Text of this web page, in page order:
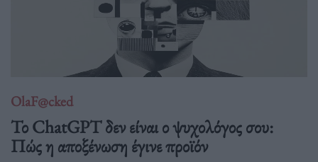
OlaF@cked
Το ChatGPT δεν είναι ο ψυχολόγος σου:
Πώς η αποξένωση έγινε προϊόν